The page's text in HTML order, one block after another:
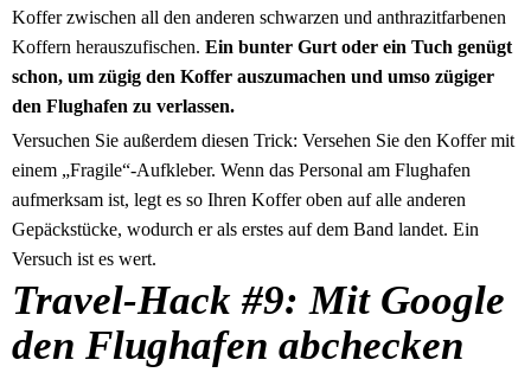
Koffer zwischen all den anderen schwarzen und anthrazitfarbenen
Koffern herauszufischen. Ein bunter Gurt oder ein Tuch genügt
schon, um zügig den Koffer auszumachen und umso zügiger
den Flughafen zu verlassen.
Versuchen Sie außerdem diesen Trick: Versehen Sie den Koffer mit
einem „Fragile“-Aufkleber. Wenn das Personal am Flughafen
aufmerksam ist, legt es so Ihren Koffer oben auf alle anderen
Gepäckstücke, wodurch er als erstes auf dem Band landet. Ein
Versuch ist es wert.
Travel-Hack #9: Mit Google
den Flughafen abchecken